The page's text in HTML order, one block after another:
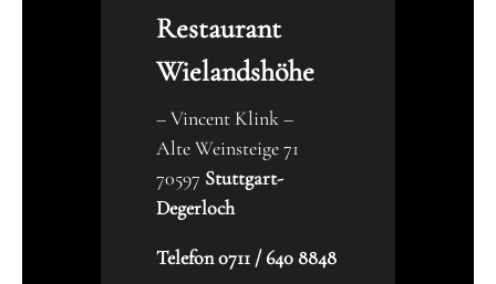
Restaurant
Wielandshöhe
– Vincent Klink –
Alte Weinsteige 71
70597 Stuttgart-
Degerloch
Telefon 0711 / 640 8848